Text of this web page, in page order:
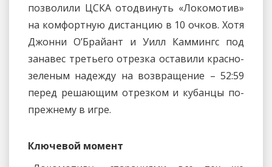
позволили ЦСКА отодвинуть «Локомотив»
на комфортную дистанцию в 10 очков. Хотя
Джонни О’Брайант и Уилл Каммингс под
занавес третьего отрезка оставили красно-
зеленым надежду на возвращение – 52:59
перед решающим отрезком и кубанцы по-
прежнему в игре.
Ключевой момент